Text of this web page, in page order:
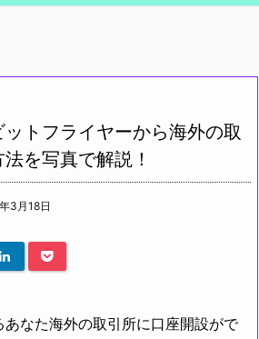
トフライヤーから海外の取
を写真で解説！
3月18日
なた海外の取引所に口座開設がで